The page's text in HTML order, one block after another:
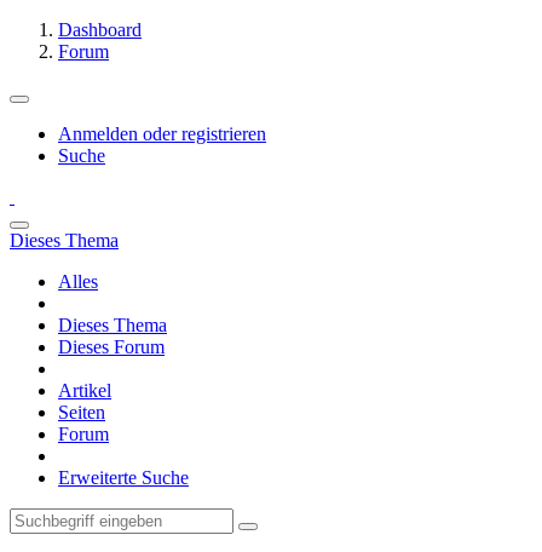
Dashboard
Forum
Anmelden oder registrieren
Suche
Dieses Thema
Alles
Dieses Thema
Dieses Forum
Artikel
Seiten
Forum
Erweiterte Suche